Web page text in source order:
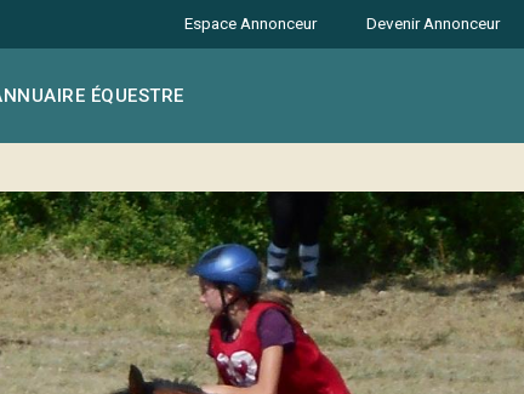
ÉQUESTRE
Espace Annonceur Devenir Annonceur